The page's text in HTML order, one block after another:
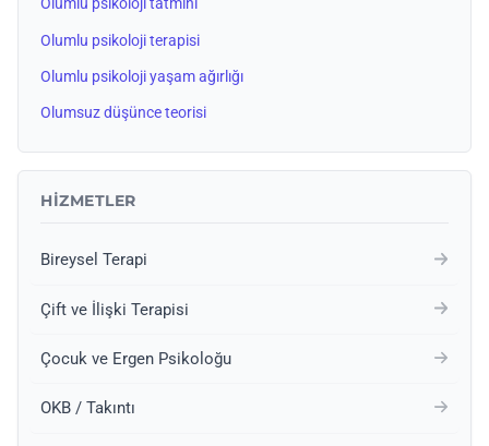
Olumlu psikoloji tatmini
Olumlu psikoloji terapisi
Olumlu psikoloji yaşam ağırlığı
Olumsuz düşünce teorisi
HIZMETLER
Bireysel Terapi
Çift ve İlişki Terapisi
Çocuk ve Ergen Psikoloğu
OKB / Takıntı